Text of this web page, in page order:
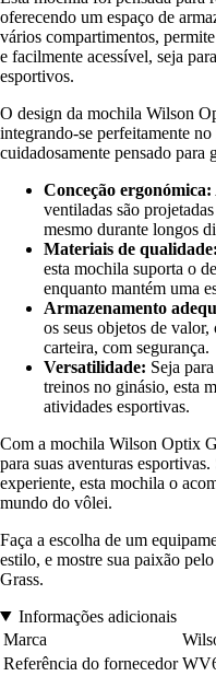
oferecendo um espaço de
vários compartimentos,
e facilmente acessível, seja
esportivos.
O design da mochila Wilson
integrando-se perfeitamente
cuidadosamente pensado
Conceção ergonómica:
ventiladas são
mesmo durante longos
Materiais de qualidade:
esta mochila suporta o
enquanto mantém uma
Armazenamento
os seus objetos de
carteira, com segurança.
Versatilidade: Seja
treinos no ginásio, esta
atividades esportivas.
Com a mochila Wilson Optix
para suas aventuras
experiente, esta mochila o
mundo do vôlei.
Faça a escolha de um
estilo, e mostre sua paixão
Grass.
Informações adicionais
Marca
Referência do fornecedor